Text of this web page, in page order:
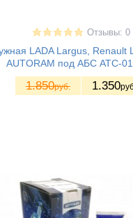
Отзывы: 0
LADA Largus, Renault
AUTORAM под АБС ATC-
1.850руб. 1.350